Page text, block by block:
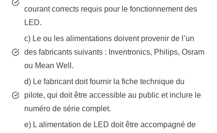
courant corrects requis pour le fonctionnement des
LED.
c) Le ou les alimentations doivent provenir de l’un
des fabricants suivants : Inventronics, Philips, Osram
ou Mean Well.
d) Le fabricant doit fournir la fiche technique du
pilote, qui doit être accessible au public et inclure le
numéro de série complet.
e) L alimentation de LED doit être accompagné de